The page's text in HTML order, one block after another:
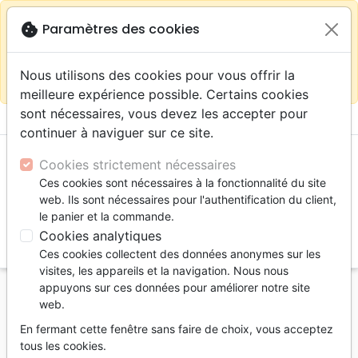
Continuer sur le site France close
warningSelon votre
localisation (États-
sur la boutique La Maison de la Bible Suisse
menu shopping_cart
Accueil Livres
Doctrine
Marie servante du Seigneur
cookie Paramètres des cookies
Nous utilisons des cookies pour vous offrir la
meilleure expérience possible. Certains cookies
sont nécessaires, vous devez les accepter pour
continuer à naviguer sur ce site.
Cookies strictement nécessaires
Ces cookies sont nécessaires à la fonctionnalité du site
web. Ils sont nécessaires pour l'authentification du client,
le panier et la commande.
Cookies analytiques
Ces cookies collectent des données anonymes sur les
visites, les appareils et la navigation. Nous nous
appuyons sur ces données pour améliorer notre site
web.
En fermant cette fenêtre sans faire de choix, vous acceptez
tous les cookies.